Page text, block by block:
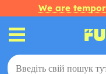
We are